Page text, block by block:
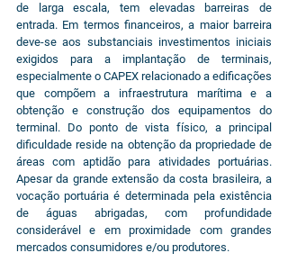
de larga escala, tem elevadas barreiras de
entrada. Em termos financeiros, a maior barreira
deve-se aos substanciais investimentos iniciais
exigidos para a implantação de terminais,
especialmente o CAPEX relacionado a edificações
que compõem a infraestrutura marítima e a
obtenção e construção dos equipamentos do
terminal. Do ponto de vista físico, a principal
dificuldade reside na obtenção da propriedade de
áreas com aptidão para atividades portuárias.
Apesar da grande extensão da costa brasileira, a
vocação portuária é determinada pela existência
de águas abrigadas, com profundidade
considerável e em proximidade com grandes
mercados consumidores e/ou produtores.